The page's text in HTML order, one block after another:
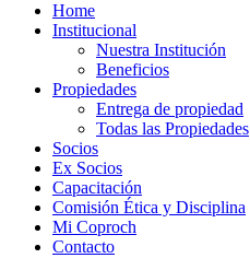
Home
Institucional
Nuestra Institución
Beneficios
Propiedades
Entrega de propiedad
Todas las Propiedades
Socios
Ex Socios
Capacitación
Comisión Ética y Disciplina
Mi Coproch
Contacto